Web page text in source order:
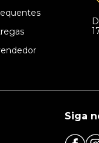
Siga